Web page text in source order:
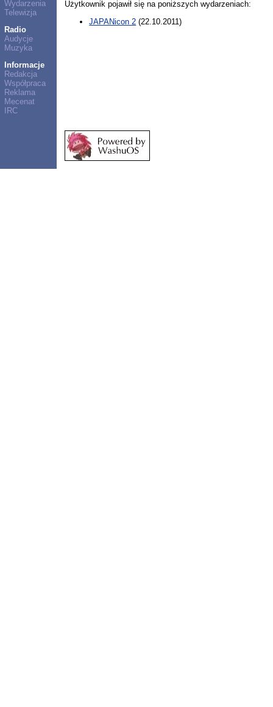
Wydarzenia
Telewizja
Radio
Audycje
Muzyka
Informacje
Redakcja
Współpraca
Reklama
Mecenat
IRC
Użytkownik pojawił się na poniższych wydarzeniach:
JAPANicon 2 (22.10.2011)